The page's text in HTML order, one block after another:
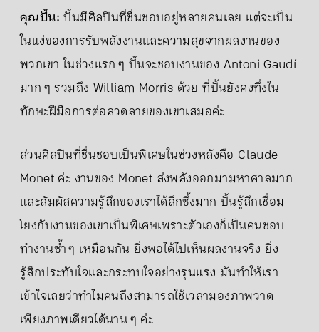
คุณปั้น: ปั้นมีศิลปินที่ชื่นชอบอยู่หลายคนเลย แต่จะเป็น
ในแง่ของการรับพลังงานและความสุขจากผลงานของ
พวกเขา ในช่วงแรก ๆ ปั้นจะชอบงานของ Antoni Gaudí
มาก ๆ รวมถึง William Morris ด้วย ที่ปั้นยังคงทึ่งใน
ทักษะฝีมือการต่อลวดลายของเขาเสมอค่ะ
ส่วนศิลปินที่ชื่นชอบเป็นพิเศษในช่วงหลังคือ Claude
Monet ค่ะ งานของ Monet ส่งพลังออกมามหาศาลมาก
และสัมผัสความรู้สึกของเราได้ลึกซึ้งมาก ปั้นรู้สึกเชื่อม
โยงกับงานของเขาเป็นพิเศษเพราะตัวเองก็เป็นคนชอบ
ทำงานซ้ำ ๆ เหมือนกัน ยิ่งพอได้ไปเห็นผลงานจริง ยิ่ง
รู้สึกประทับใจและกระทบใจอย่างรุนแรง มันทำให้เรา
เข้าใจเลยว่าทำไมคนถึงสามารถใช้เวลามองภาพวาด
เพียงภาพเดียวได้นาน ๆ ค่ะ